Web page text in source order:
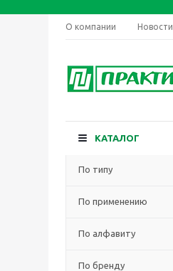
О компании Новости
КАТАЛОГ
По типу
По применению
По алфавиту
По бренду